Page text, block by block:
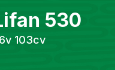
530
103cv